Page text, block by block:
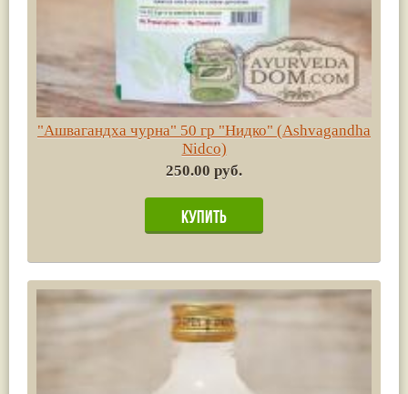
"Ашвагандха чурна" 50 гр "Нидко" (Ashvagandha
Nidco)
250.00 руб.